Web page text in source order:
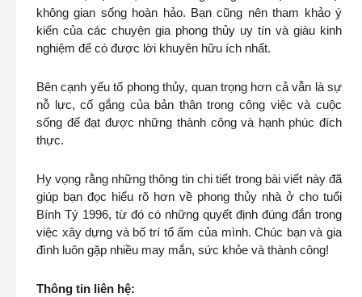
không gian sống hoàn hảo. Bạn cũng nên tham khảo ý
kiến của các chuyên gia phong thủy uy tín và giàu kinh
nghiệm để có được lời khuyên hữu ích nhất.
Bên cạnh yếu tố phong thủy, quan trọng hơn cả vẫn là sự
nỗ lực, cố gắng của bản thân trong công việc và cuộc
sống để đạt được những thành công và hạnh phúc đích
thực.
Hy vọng rằng những thông tin chi tiết trong bài viết này đã
giúp bạn đọc hiểu rõ hơn về phong thủy nhà ở cho tuổi
Bính Tý 1996, từ đó có những quyết định đúng đắn trong
việc xây dựng và bố trí tổ ấm của mình. Chúc bạn và gia
đình luôn gặp nhiều may mắn, sức khỏe và thành công!
Thông tin liên hệ: